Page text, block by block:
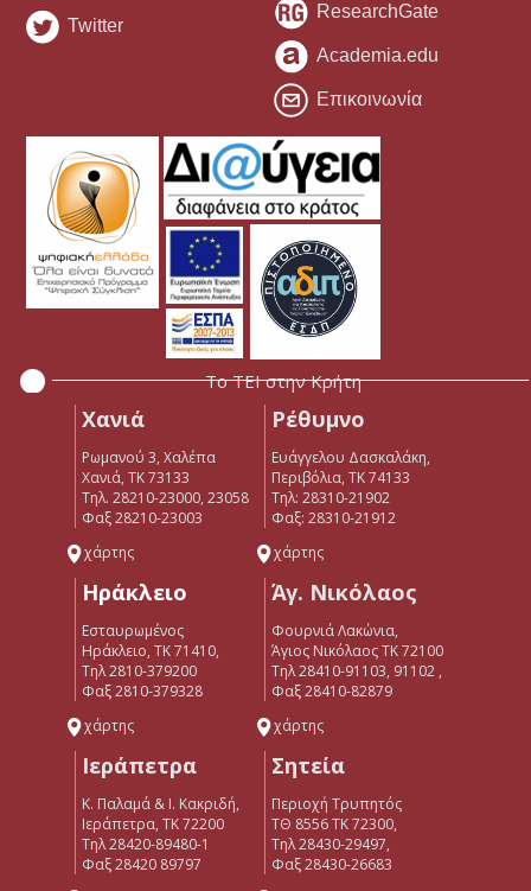
Twitter
ResearchGate
Academia.edu
Επικοινωνία
Το ΤΕΙ στην Κρήτη
Χανιά
Ρωμανού 3, Χαλέπα
Χανιά, ΤΚ 73133
Τηλ. 28210-23000, 23058
Φαξ 28210-23003
χάρτης
Ρέθυμνο
Ευάγγελου Δασκαλάκη,
Περιβόλια, ΤΚ 74133
Tηλ: 28310-21902
Φαξ: 28310-21912
χάρτης
Ηράκλειο
Εσταυρωμένος
Ηράκλειο, ΤΚ 71410,
Τηλ 2810-379200
Φαξ 2810-379328
χάρτης
Άγ. Νικόλαος
Φουρνιά Λακώνια,
Άγιος Νικόλαος ΤΚ 72100
Τηλ 28410-91103, 91102 ,
Φαξ 28410-82879
χάρτης
Ιεράπετρα
Κ. Παλαμά & Ι. Κακριδή,
Ιεράπετρα, ΤΚ 72200
Tηλ 28420-89480-1
Φαξ 28420 89797
Σητεία
Περιοχή Τρυπητός
ΤΘ 8556 ΤΚ 72300,
Τηλ 28430-29497,
Φαξ 28430-26683